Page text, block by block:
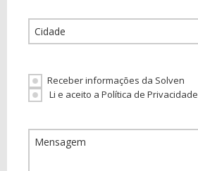
Receber informações da Solven
Li e aceito a Política de Privacidade